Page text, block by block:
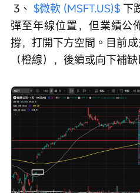
3、 $微軟 (MSFT.US)$ 下
彈至年線位置，但業績公
撐，打開下方空間。目前
（橙線），後續或向下補